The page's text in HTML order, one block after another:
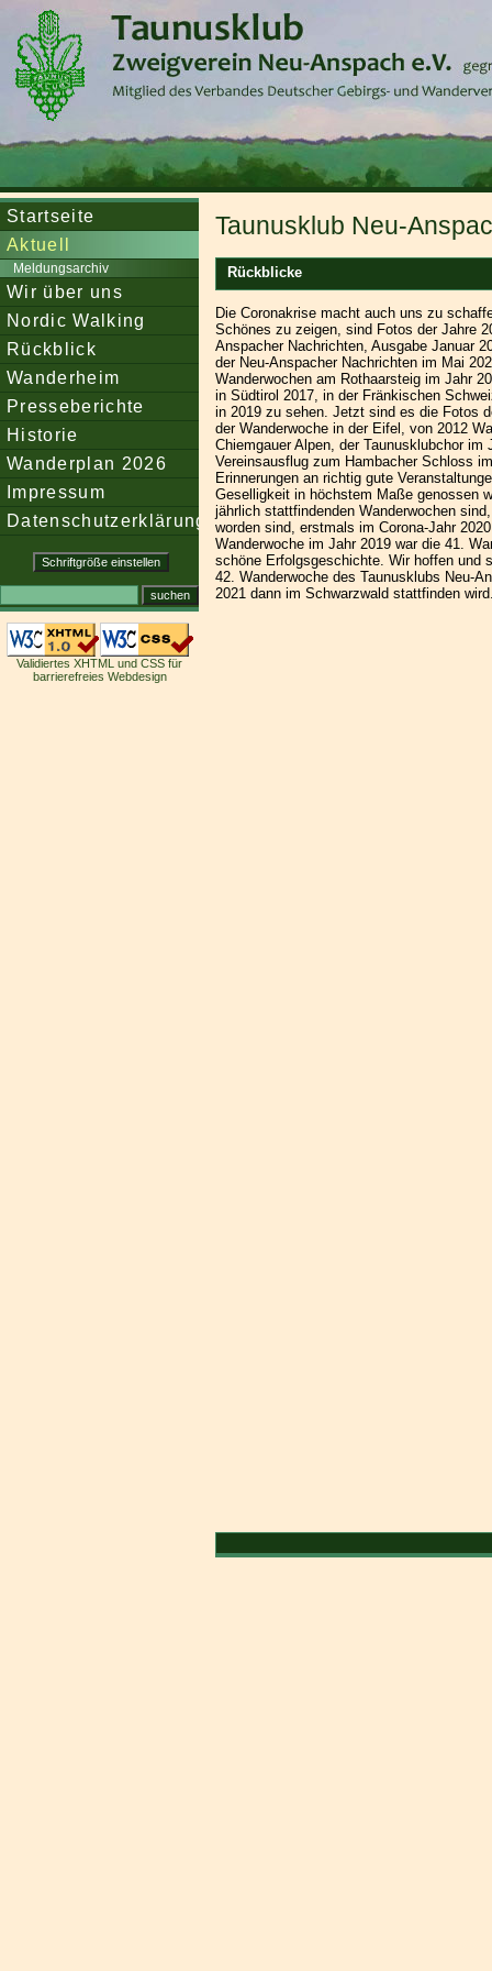
Startseite
Aktuell
Meldungsarchiv
Wir über uns
Nordic Walking
Rückblick
Wanderheim
Presseberichte
Historie
Wanderplan 2026
Impressum
Datenschutzerklärung
Validiertes XHTML und CSS für
barrierefreies Webdesign
Taunusklub Neu-
Rückblicke
Die Coronakrise macht auch uns zu
Schönes zu zeigen, sind Fotos der Jahre
Anspacher Nachrichten, Ausgabe Januar
der Neu-Anspacher Nachrichten im Mai
Wanderwochen am Rothaarsteig im Jahr
in Südtirol 2017, in der Fränkischen
in 2019 zu sehen. Jetzt sind es die Fotos
der Wanderwoche in der Eifel, von 2012
Chiemgauer Alpen, der Taunusklubchor im
Vereinsausflug zum Hambacher Schloss
Erinnerungen an richtig gute
Geselligkeit in höchstem Maße genossen
jährlich stattfindenden Wanderwochen
worden sind, erstmals im Corona-Jahr
Wanderwoche im Jahr 2019 war die 41.
schöne Erfolgsgeschichte. Wir hoffen und
42. Wanderwoche des Taunusklubs Neu-
2021 dann im Schwarzwald stattfinden